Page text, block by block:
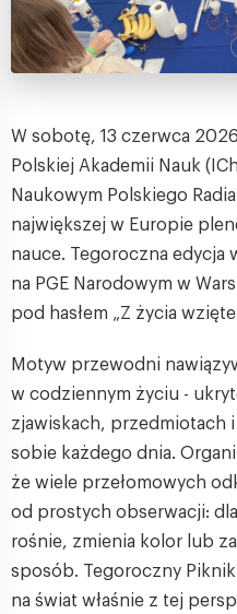
W sobotę, 13 czerwca
Polskiej Akademii Nauk
Naukowym Polskiego
największej w Europie
nauce. Tegoroczna edycja
na PGE Narodowym w
pod hasłem „Z życia
Motyw przewodni
w codziennym życiu -
zjawiskach, przedmiotach
sobie każdego dnia.
że wiele przełomowych
od prostych obserwacji:
rośnie, zmienia kolor lub
sposób. Tegoroczny
na świat właśnie z tej